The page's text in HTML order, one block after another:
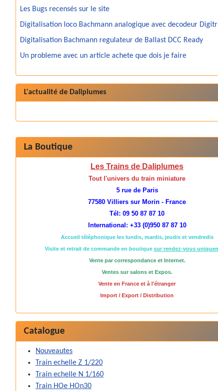
La Boutique
Les Trains de Daliplumes
Tout l'univers du train miniature
5 rue de Paris
77580 Villiers sur Morin - France
Tél: 09 50 87 87 10
International: +33 (0)950 87 87 10
Accueil téléphonique les lundis, mardis, jeudis et vendredis
Visite et retrait de commande en boutique sur rendez-vous
Vente par correspondance et Internet.
Ventes sur salons et Expos.
Vente en France et à l'étranger
Import / Export / Distribution
Catalogue
Nouveautes
Train echelle Z 1/220
Train echelle N 1/160
Train HOe HOn30
Les Bugs recensés sur le site
Digitalisation loco Bachmann analogique avec decodeur
Digitalisation Bachmann regulateur de Ballast DCC Ready
Un probleme avec un article achete que dois je faire
L'actualité de Daliplumes